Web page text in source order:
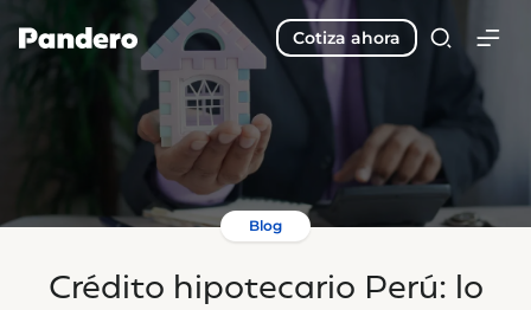
Cotiza ahora
Blog
Crédito hipotecario Perú: lo